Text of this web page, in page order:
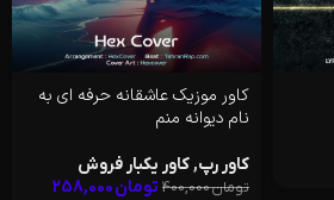
کاور موزیک عاشقانه حرفه ای به
نام دیوانه منم
کاور رپ, کاور یکبار فروش
تومان400,000 تومان